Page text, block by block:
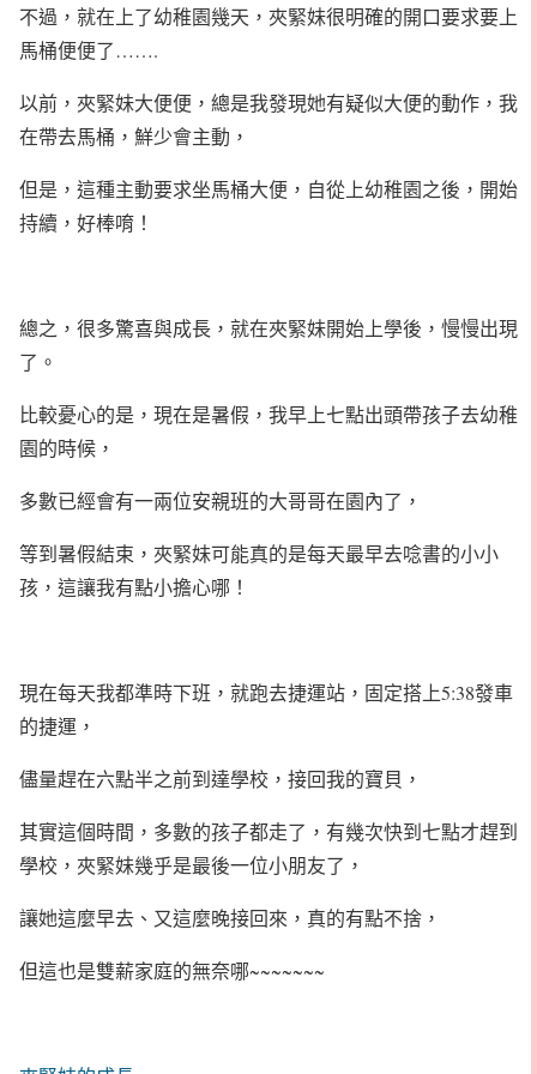
不過，就在上了幼稚園幾天，夾緊妹很明確的開口要求要上
馬桶便便了…….
以前，夾緊妹大便便，總是我發現她有疑似大便的動作，我
在帶去馬桶，鮮少會主動，
但是，這種主動要求坐馬桶大便，自從上幼稚園之後，開始
持續，好棒唷！
總之，很多驚喜與成長，就在夾緊妹開始上學後，慢慢出現
了。
比較憂心的是，現在是暑假，我早上七點出頭帶孩子去幼稚
園的時候，
多數已經會有一兩位安親班的大哥哥在園內了，
等到暑假結束，夾緊妹可能真的是每天最早去唸書的小小
孩，這讓我有點小擔心哪！
現在每天我都準時下班，就跑去捷運站，固定搭上5:38發車
的捷運，
儘量趕在六點半之前到達學校，接回我的寶貝，
其實這個時間，多數的孩子都走了，有幾次快到七點才趕到
學校，夾緊妹幾乎是最後一位小朋友了，
讓她這麼早去、又這麼晚接回來，真的有點不捨，
但這也是雙薪家庭的無奈哪~~~~~~~